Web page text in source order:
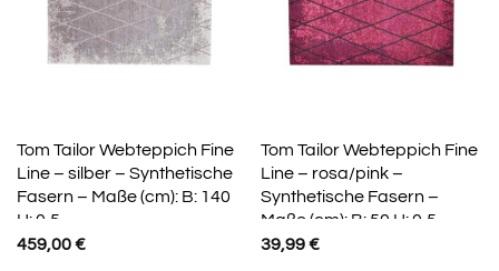
Tom Tailor Webteppich Fine
Line – silber – Synthetische
Fasern – Maße (cm): B: 140
H: 0,5
459,00€
Tom Tailor Webteppich Fine
Line – rosa/pink –
Synthetische Fasern –
Maße (cm): B: 50 H: 0,5
39,99€